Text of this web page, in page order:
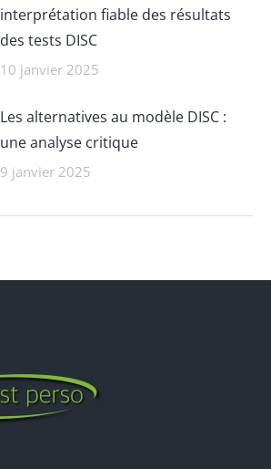
interprétation fiable des résultats
des tests DISC
10 janvier 2025
Les alternatives au modèle DISC :
une analyse critique
9 janvier 2025